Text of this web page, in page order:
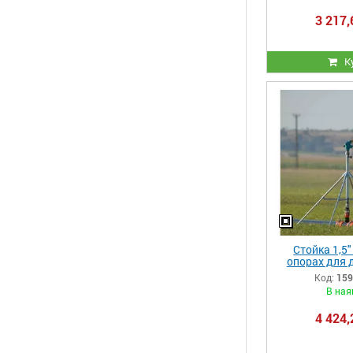
3
Стойка
опорах для
Код:
В
4